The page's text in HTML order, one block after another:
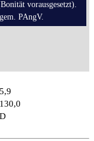
vorausgesetzt).
PAngV.
5,9
130,0
D